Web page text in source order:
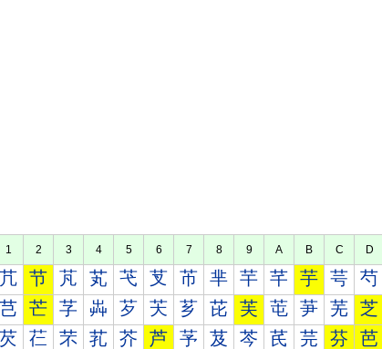
1 2 3 4 5 6 7 8 9 A B C D
芁 节 芃 芄 芅 芆 芇 芈 芉 芊 芋 芌 芍
芑 芒 芓 芔 芕 芖 芗 芘 芙 芚 芛 芜 芝
芡 芢 芣 芤 芥 芦 芧 芨 芩 芪 芫 芬 芭